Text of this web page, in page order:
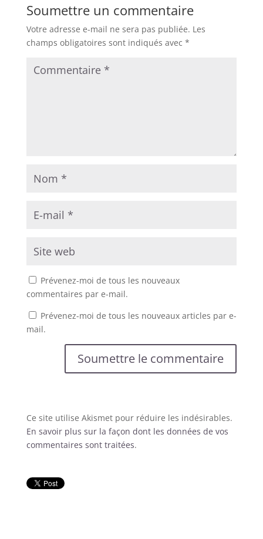
Soumettre un commentaire
Votre adresse e-mail ne sera pas publiée. Les
champs obligatoires sont indiqués avec *
Prévenez-moi de tous les nouveaux
commentaires par e-mail.
Prévenez-moi de tous les nouveaux articles par e-
mail.
Soumettre le commentaire
Ce site utilise Akismet pour réduire les indésirables.
En savoir plus sur la façon dont les données de vos
commentaires sont traitées.